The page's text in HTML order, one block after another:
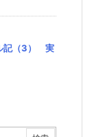
記（3） 実